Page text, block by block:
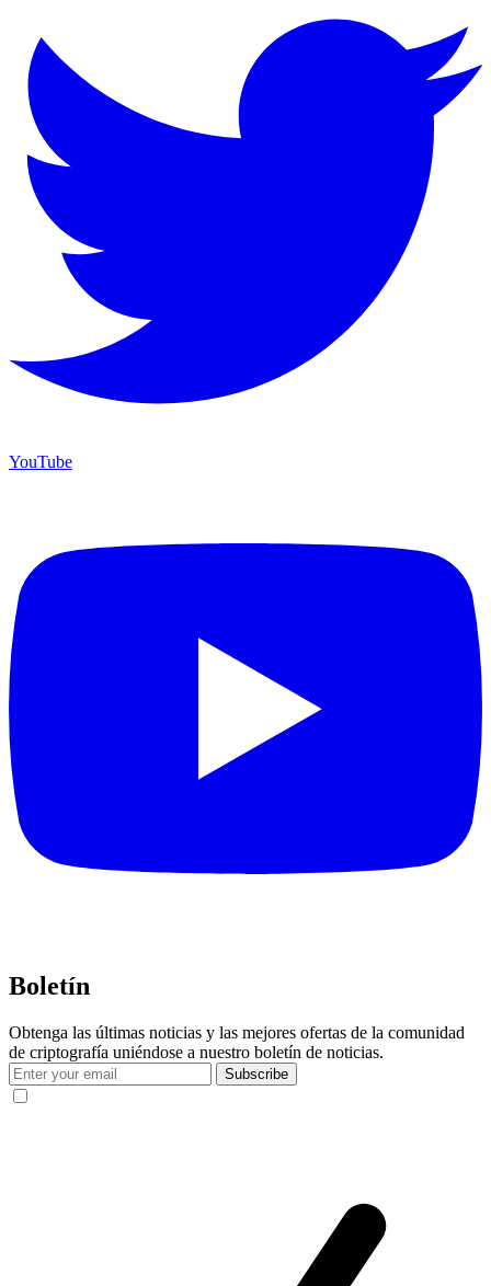
YouTube
Boletín
Obtenga las últimas noticias y las mejores ofertas de la comunidad
de criptografía uniéndose a nuestro boletín de noticias.
Subscribe